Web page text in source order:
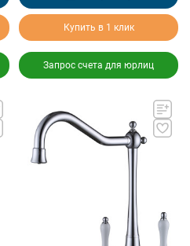
Купить в 1 клик
Запрос счета для юрлиц